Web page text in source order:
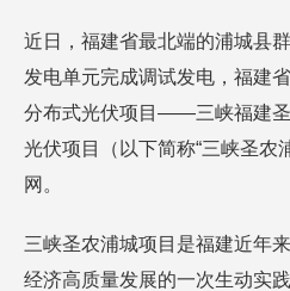
近日，福建省最北端的浦城县
发电单元完成调试发电，福建
分布式光伏项目——三峡福建
光伏项目（以下简称“三峡圣农
网。
三峡圣农浦城项目是福建近年
经济高质量发展的一次生动实